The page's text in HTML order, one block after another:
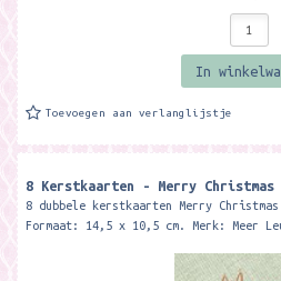
In
Toevoegen aan verlanglijstje
8 Kerstkaarten - Merry Christmas
8 dubbele kerstkaarten Merry
Formaat: 14,5 x 10,5 cm. Merk: Meer